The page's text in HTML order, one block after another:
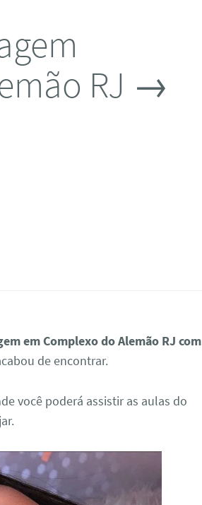
RJ →
em Complexo do Alemão RJ com
de encontrar.
você poderá assistir as aulas do